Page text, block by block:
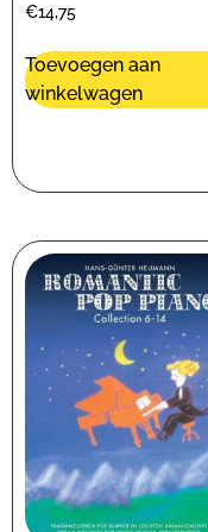
€14,75
Toevoegen aan
winkelwagen